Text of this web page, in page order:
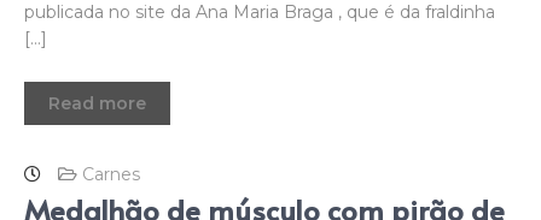
publicada no site da Ana Maria Braga , que é da fraldinha
[…]
Read more
Carnes
Medalhão de músculo com pirão de